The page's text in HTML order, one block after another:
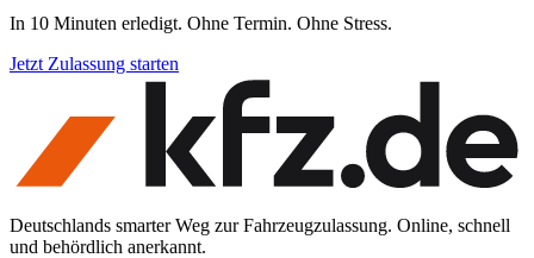
In 10 Minuten erledigt. Ohne Termin. Ohne Stress.
Jetzt Zulassung starten
Deutschlands smarter Weg zur Fahrzeugzulassung. Online, schnell
und behördlich anerkannt.